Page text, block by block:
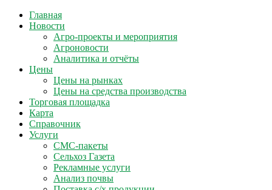
Главная
Новости
Агро-проекты и мероприятия
Агроновости
Аналитика и отчёты
Цены
Цены на рынках
Цены на средства производства
Торговая площадка
Карта
Справочник
Услуги
СМС-пакеты
Сельхоз Газета
Рекламные услуги
Анализ почвы